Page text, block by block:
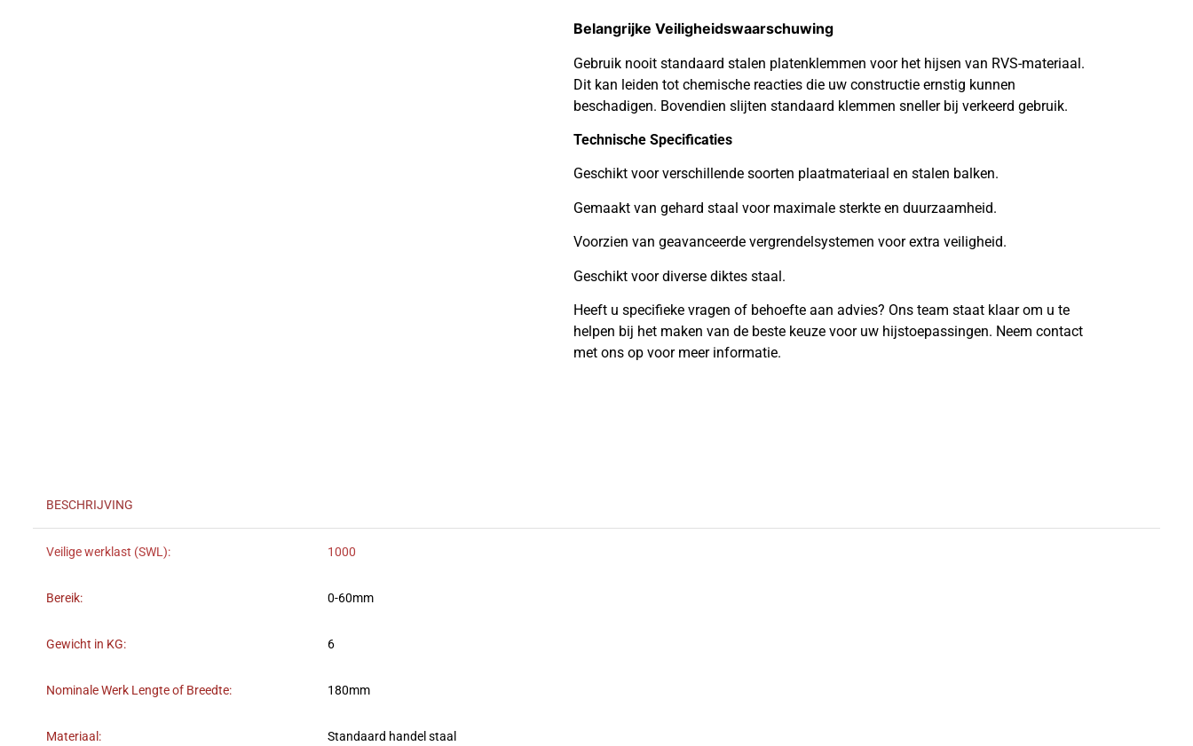
Belangrijke Veiligheidswaarschuwing
Gebruik nooit standaard stalen platenklemmen voor het hijsen van RVS-materiaal.
Dit kan leiden tot chemische reacties die uw constructie ernstig kunnen
beschadigen. Bovendien slijten standaard klemmen sneller bij verkeerd gebruik.
Technische Specificaties
Geschikt voor verschillende soorten plaatmateriaal en stalen balken.
Gemaakt van gehard staal voor maximale sterkte en duurzaamheid.
Voorzien van geavanceerde vergrendelsystemen voor extra veiligheid.
Geschikt voor diverse diktes staal.
Heeft u specifieke vragen of behoefte aan advies? Ons team staat klaar om u te
helpen bij het maken van de beste keuze voor uw hijstoepassingen. Neem contact
met ons op voor meer informatie.
BESCHRIJVING
Veilige werklast (SWL): 1000
Bereik: 0-60mm
Gewicht in KG: 6
Nominale Werk Lengte of Breedte: 180mm
Materiaal: Standaard handel staal